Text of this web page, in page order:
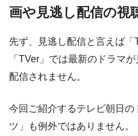
画や見逃し配信の視
先ず、見逃し配信と言えば「
「TVer」では最新のドラマ
配信されません。
今回ご紹介するテレビ朝日
ツ」も例外ではありません。